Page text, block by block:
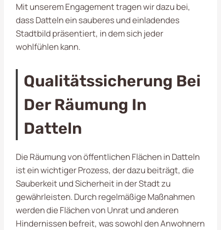
Mit unserem Engagement tragen wir dazu bei,
dass Datteln ein sauberes und einladendes
Stadtbild präsentiert, in dem sich jeder
wohlfühlen kann.
Qualitätssicherung Bei
Der Räumung In
Datteln
Die Räumung von öffentlichen Flächen in Datteln
ist ein wichtiger Prozess, der dazu beiträgt, die
Sauberkeit und Sicherheit in der Stadt zu
gewährleisten. Durch regelmäßige Maßnahmen
werden die Flächen von Unrat und anderen
Hindernissen befreit, was sowohl den Anwohnern